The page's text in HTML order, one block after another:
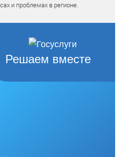
и проблемах в регионе.
Решаем вместе